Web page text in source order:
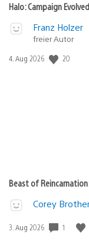
Halo: Campaign
Franz Holzer
freier Autor
Veröffentlichungsdatum:
4. Aug 2026 20
Beast of
Corey
Veröffentlichungsdatum:
3. Aug 2026 1